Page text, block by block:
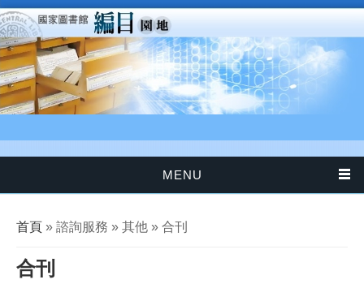
移至主內容
MENU
您在這裡
首頁 » 諮詢服務 » 其他 » 合刊
合刊